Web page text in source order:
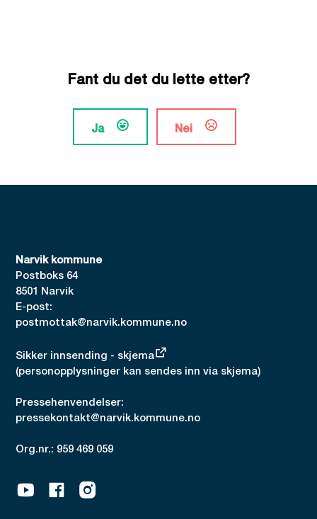
Fant du det du lette etter?
Ja Nei
Narvik kommune
Postboks 64
8501 Narvik
E-post:
postmottak@narvik.kommune.no
Sikker innsending - skjema
(personopplysninger kan sendes inn via skjema)
Pressehenvendelser:
pressekontakt@narvik.kommune.no
Org.nr.: 959 469 059
YoutubeFacebookInstagram